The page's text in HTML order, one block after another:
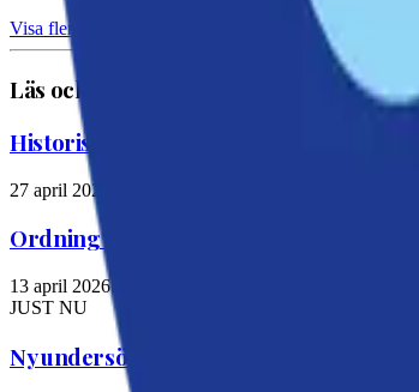
Visa fler →
Läs också
Historiskt steg för Östlig förbindelse –
27 april 2026
Ordning och reda när Nacka kommuns
13 april 2026
JUST NU
Ny undersökning: Kraftigt missnöje